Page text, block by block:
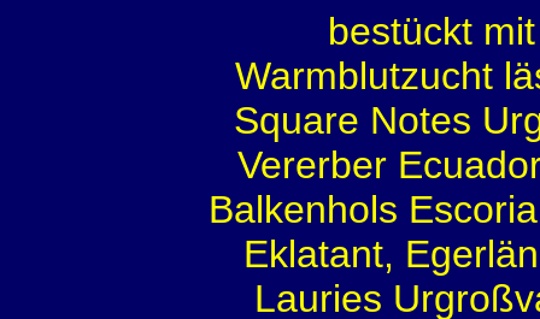
bestückt
Warmblutzucht
Square Notes
Vererber
Balkenhols
Eklatant,
Lauries